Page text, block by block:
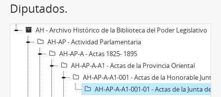
Diputados.
AH - Archivo Histórico de la Biblioteca del Poder Legislativo
AH-AP - Actividad Parlamentaria
AH-AP-A - Actas 1825- 1895
AH-AP-A-A1 - Actas de la Provincia Oriental
AH-AP-A-A1-001 - Actas de la Honorable Junta de Representantes de la Provincia Oriental
AH-AP-A-A1-001-01 - Actas de la Junta de Representantes de la Provincia Oriental (1825-26-27). Sección "Diario de Sesiones" de la H. Cámara de Diputados.